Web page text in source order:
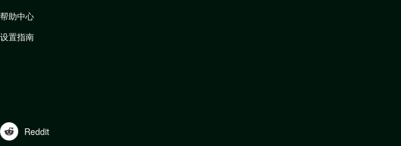
帮助中心
设置指南
Reddit